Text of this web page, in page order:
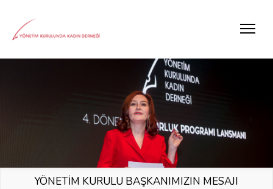
YÖNETİM KURULU BAŞKANIMIZIN MESAJI